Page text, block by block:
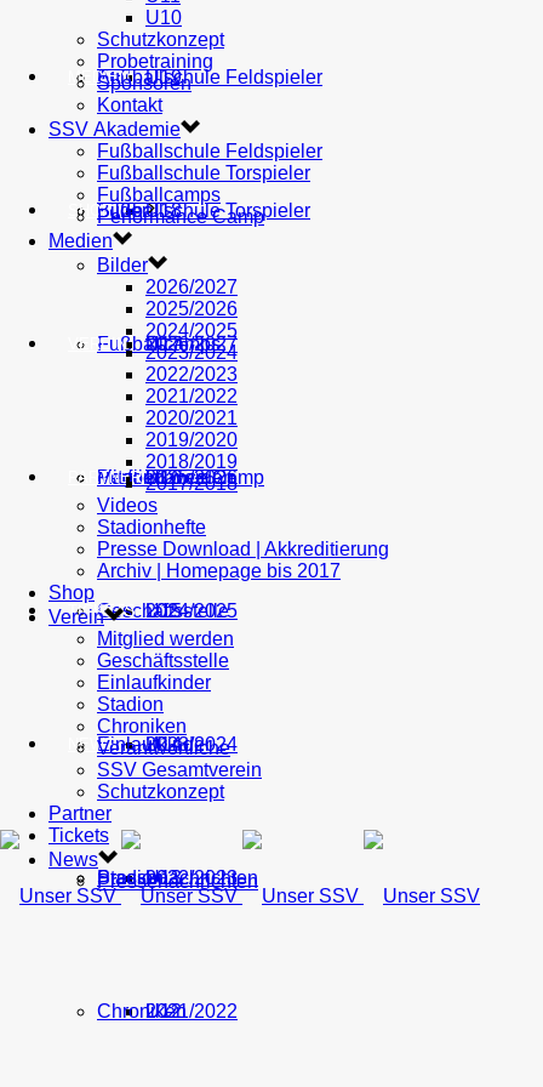
AH U19
U18
U17
U16
U15
U14
U13
U12
Fußballschule Feldspieler
Fußballschule Torspieler
Fußballcamps
Performance Camp
MEDIEN
Bilder
2026/2027
2025/2026
2024/2025
2023/2024
2022/2023
2021/2022
SHOP
VEREIN
Mitglied werden
Geschäftsstelle
Einlaufkinder
Stadion
Chroniken
PARTNER
TICKETS
NEWS
Pressenachrichten
U10
Schutzkonzept
Probetraining
Sponsoren
Kontakt
SSV Akademie
Fußballschule Feldspieler
Fußballschule Torspieler
Fußballcamps
Performance Camp
Medien
Bilder
2026/2027
2025/2026
2024/2025
2023/2024
2022/2023
2021/2022
2020/2021
2019/2020
2018/2019
2017/2018
Videos
Stadionhefte
Presse Download | Akkreditierung
Archiv | Homepage bis 2017
Shop
Verein
Mitglied werden
Geschäftsstelle
Einlaufkinder
Stadion
Chroniken
Verantwortliche
SSV Gesamtverein
Schutzkonzept
Partner
Tickets
News
Pressenachrichten